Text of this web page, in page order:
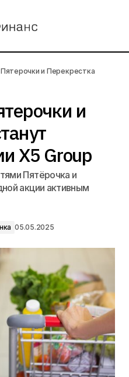
и Перекрестка
и
X5 Group
Пятёрочка и
акции активным
05.05.2025